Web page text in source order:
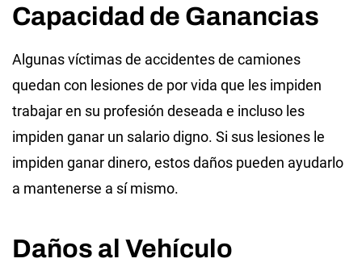
Capacidad de Ganancias
Algunas víctimas de accidentes de camiones
quedan con lesiones de por vida que les impiden
trabajar en su profesión deseada e incluso les
impiden ganar un salario digno. Si sus lesiones le
impiden ganar dinero, estos daños pueden ayudarlo
a mantenerse a sí mismo.
Daños al Vehículo